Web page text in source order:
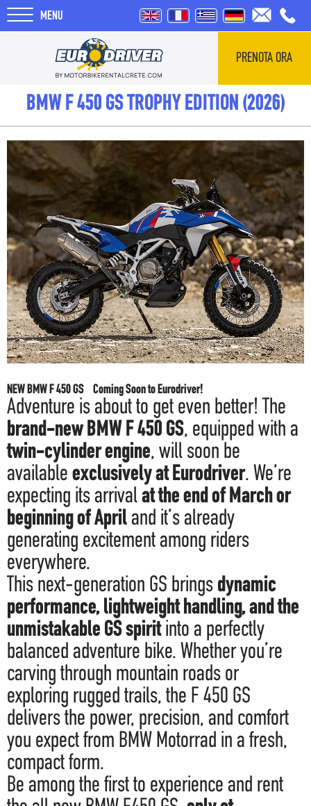
MENU
PRENOTA ORA
NOLEGGI
CHI SIAMO
RECENSIONI
TOUR
BLOG
F.A.Q
BMW F 450 GS TROPHY EDITION (2026)
NEW BMW F 450 GS Coming Soon to Eurodriver!
Adventure is about to get even better! The
brand-new BMW F 450 GS, equipped with a
twin-cylinder engine, will soon be
available exclusively at Eurodriver. We’re
expecting its arrivalat the end of March or
beginning of Apriland it’s already
generating excitement among riders
everywhere.
This next-generation GS brings dynamic
performance, lightweight handling, and the
unmistakable GS spiritinto a perfectly
balanced adventure bike. Whether you’re
carving through mountain roads or
exploring rugged trails, the F 450 GS
delivers the power, precision, and comfort
you expect from BMW Motorrad in a fresh,
compact form.
Be among the first to experience and rent